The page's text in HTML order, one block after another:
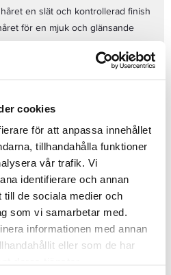
cookies
för att anpassa innehållet
tillhandahålla funktioner
vår trafik. Vi
identifierare och annan
till de sociala medier och
som vi samarbetar med.
informationen med annan
eller som de har
en slät och kontrollerad finish
för en mjuk och glänsande
glänsande
och återfuktar håret på
fuktbalans och ger det en mjuk,
skyddar håret från yttre skador
en slät finish
Smooth Again Wash, applicera
Again Rinse i fuktigt hår. Låt verka i
effekt och skölj sedan noggrant.
för att bibehålla ett